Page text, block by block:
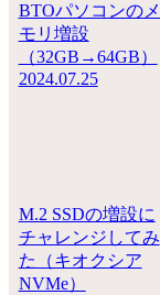
BTOパソコンのメ
モリ増設
（32GB→64GB）
2024.07.25
M.2 SSDの増設に
チャレンジしてみ
た（キオクシア
NVMe）